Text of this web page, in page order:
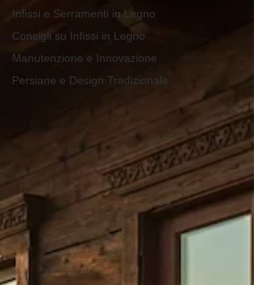
Infissi e Serramenti in Legno
Consigli su Infissi in Legno
Manutenzione e Innovazione
Persiane e Design Tradizionale